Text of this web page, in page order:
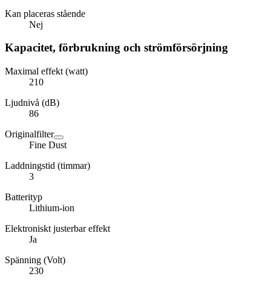
Kan placeras stående
Nej
Kapacitet, förbrukning och strömförsörjning
Maximal effekt (watt)
210
Ljudnivå (dB)
86
Originalfilter
Fine Dust
Laddningstid (timmar)
3
Batterityp
Lithium-ion
Elektroniskt justerbar effekt
Ja
Spänning (Volt)
230